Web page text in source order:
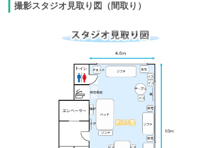
撮影スタジオ見取り図（間取り）